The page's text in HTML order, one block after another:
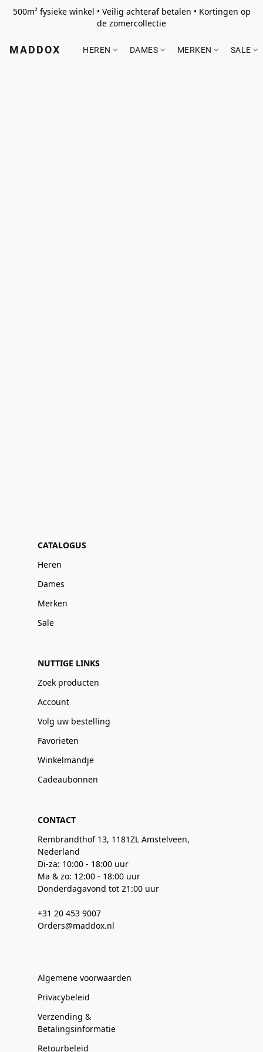
500m² fysieke winkel • Veilig achteraf betalen • Kortingen op
de zomercollectie
MADDOX HEREN DAMES MERKEN SALE
CATALOGUS
Heren
Dames
Merken
Sale
NUTTIGE LINKS
Zoek producten
Account
Volg uw bestelling
Favorieten
Winkelmandje
Cadeaubonnen
CONTACT
Rembrandthof 13, 1181ZL Amstelveen,
Nederland
Di-za: 10:00 - 18:00 uur
Ma & zo: 12:00 - 18:00 uur
Donderdagavond tot 21:00 uur
+31 20 453 9007
Orders@maddox.nl
Algemene voorwaarden
Privacybeleid
Verzending &
Betalingsinformatie
Retourbeleid